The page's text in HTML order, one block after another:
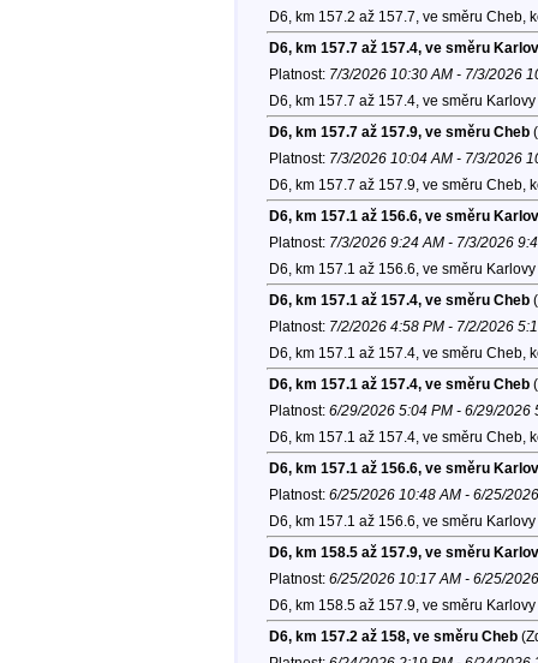
D6, km 157.2 až 157.7, ve směru Cheb,
D6, km 157.7 až 157.4, ve směru
Platnost: 7/3/2026 10:30 AM - 7/3/2026
D6, km 157.7 až 157.4, ve směru
D6, km 157.7 až 157.9, ve směru Cheb
Platnost: 7/3/2026 10:04 AM - 7/3/2026
D6, km 157.7 až 157.9, ve směru Cheb,
D6, km 157.1 až 156.6, ve směru
Platnost: 7/3/2026 9:24 AM - 7/3/2026
D6, km 157.1 až 156.6, ve směru
D6, km 157.1 až 157.4, ve směru Cheb
Platnost: 7/2/2026 4:58 PM - 7/2/2026
D6, km 157.1 až 157.4, ve směru Cheb,
D6, km 157.1 až 157.4, ve směru Cheb
Platnost: 6/29/2026 5:04 PM - 6/29/2026
D6, km 157.1 až 157.4, ve směru Cheb,
D6, km 157.1 až 156.6, ve směru
Platnost: 6/25/2026 10:48 AM - 6/25/
D6, km 157.1 až 156.6, ve směru
D6, km 158.5 až 157.9, ve směru
Platnost: 6/25/2026 10:17 AM - 6/25/
D6, km 158.5 až 157.9, ve směru
D6, km 157.2 až 158, ve směru Cheb